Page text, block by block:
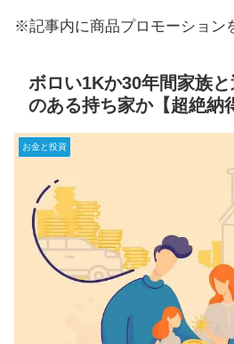
※記事内に商品プロモーション
ボロい1Kか30年間家族
のある持ち家か【超絶納
お金と投資